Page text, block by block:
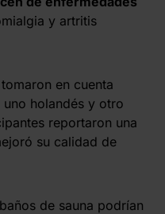
y artritis
en cuenta
holandés y otro
reportaron una
su calidad de
de sauna podrían